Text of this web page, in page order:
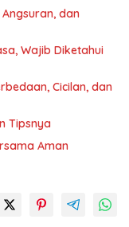
Angsuran, dan
Wajib Diketahui
Cicilan, dan
Tipsnya
Aman